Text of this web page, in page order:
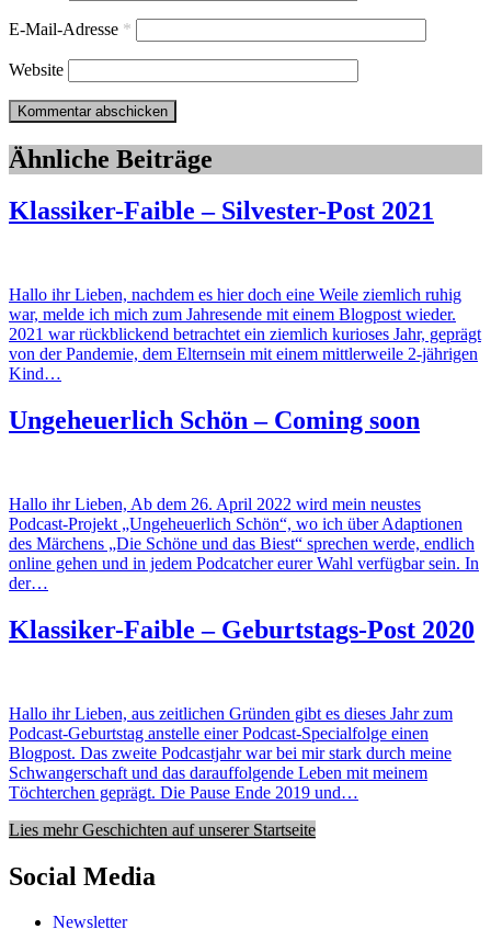
E-Mail-Adresse *
Website
Ähnliche Beiträge
Klassiker-Faible – Silvester-Post 2021
Hallo ihr Lieben, nachdem es hier doch eine Weile ziemlich ruhig
war, melde ich mich zum Jahresende mit einem Blogpost wieder.
2021 war rückblickend betrachtet ein ziemlich kurioses Jahr, geprägt
von der Pandemie, dem Elternsein mit einem mittlerweile 2-jährigen
Kind…
Ungeheuerlich Schön – Coming soon
Hallo ihr Lieben, Ab dem 26. April 2022 wird mein neustes
Podcast-Projekt „Ungeheuerlich Schön“, wo ich über Adaptionen
des Märchens „Die Schöne und das Biest“ sprechen werde, endlich
online gehen und in jedem Podcatcher eurer Wahl verfügbar sein. In
der…
Klassiker-Faible – Geburtstags-Post 2020
Hallo ihr Lieben, aus zeitlichen Gründen gibt es dieses Jahr zum
Podcast-Geburtstag anstelle einer Podcast-Specialfolge einen
Blogpost. Das zweite Podcastjahr war bei mir stark durch meine
Schwangerschaft und das darauffolgende Leben mit meinem
Töchterchen geprägt. Die Pause Ende 2019 und…
Lies mehr Geschichten auf unserer Startseite
Social Media
Newsletter